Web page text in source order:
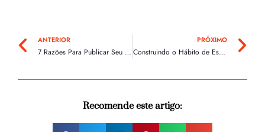
Anterior
ANTERIOR
7 Razões Para Publicar Seu Livro Sem Uma Editora
PRÓXIMO
Construindo o Hábito de Escrita: Estratégias Simples para Ajudar Você a Escrever Todos os Dias
Recomende este artigo: